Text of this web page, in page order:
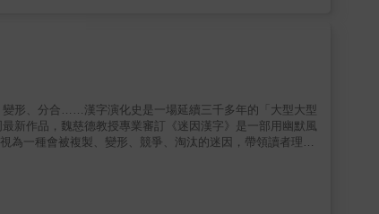
形、分合……漢字演化史是一場延續三千多年的「大型大型
新作品，魏慈德教授專業審訂《迷因漢字》是一部用幽默風
一種會被複製、變形、競爭、淘汰的迷因，帶領讀者理解
構，介紹漢字的生成、構造與歷史變化：從倉頡造字傳說談
文字、小篆、隸書到今文字的關鍵轉折，理解繁簡、異體、
，捨棄艱澀的學術表述，改以大量直觀例子與生活用語說
忽略其歷史深度的漢字系統。這不只是一本談漢字知識的